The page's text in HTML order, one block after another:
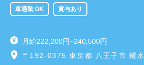
車通勤 OK 賞与あり
月給222,200円~240,500円
〒192-0375 東京都 八王子市 鑓水